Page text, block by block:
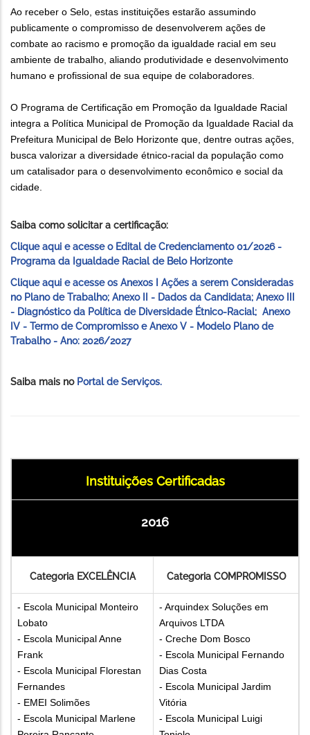
Ao receber o Selo, estas instituições estarão assumindo
publicamente o compromisso de desenvolverem ações de
combate ao racismo e promoção da igualdade racial em seu
ambiente de trabalho, aliando produtividade e desenvolvimento
humano e profissional de sua equipe de colaboradores.
O Programa de Certificação em Promoção da Igualdade Racial
integra a Política Municipal de Promoção da Igualdade Racial da
Prefeitura Municipal de Belo Horizonte que, dentre outras ações,
busca valorizar a diversidade étnico-racial da população como
um catalisador para o desenvolvimento econômico e social da
cidade.
Saiba como solicitar a certificação:
Clique aqui e acesse o Edital de Credenciamento 01/2026 -
Programa da Igualdade Racial de Belo Horizonte
Clique aqui e acesse os Anexos I Ações a serem Consideradas
no Plano de Trabalho; Anexo II - Dados da Candidata; Anexo III
- Diagnóstico da Política de Diversidade Étnico-Racial; Anexo
IV - Termo de Compromisso e Anexo V - Modelo Plano de
Trabalho - Ano: 2026/2027
Saiba mais noPortal de Serviços.
Instituições Certificadas
2016
Categoria EXCELÊNCIA Categoria COMPROMISSO
- Escola Municipal Monteiro
Lobato
- Escola Municipal Anne
Frank
- Escola Municipal Florestan
Fernandes
- EMEI Solimões
- Escola Municipal Marlene
- Arquindex Soluções em
Arquivos LTDA
- Creche Dom Bosco
- Escola Municipal Fernando
Dias Costa
- Escola Municipal Jardim
Vitória
- Escola Municipal Luigi